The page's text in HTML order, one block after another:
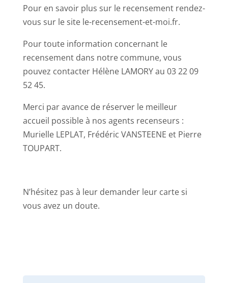
Pour en savoir plus sur le recensement rendez-
vous sur le site le-recensement-et-moi.fr.
Pour toute information concernant le
recensement dans notre commune, vous
pouvez contacter Hélène LAMORY au 03 22 09
52 45.
Merci par avance de réserver le meilleur
accueil possible à nos agents recenseurs :
Murielle LEPLAT, Frédéric VANSTEENE et Pierre
TOUPART.
N’hésitez pas à leur demander leur carte si
vous avez un doute.